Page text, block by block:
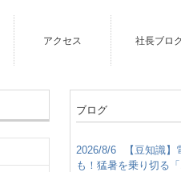
アクセス 社長ブロ
ブログ
2026/8/6
【豆知識
も！猛暑を乗り切る